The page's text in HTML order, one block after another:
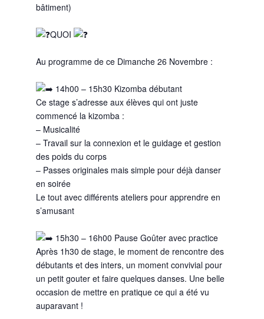
bâtiment)
QUOI
Au programme de ce Dimanche 26 Novembre :
14h00 – 15h30 Kizomba débutant
Ce stage s’adresse aux élèves qui ont juste
commencé la kizomba :
– Musicalité
– Travail sur la connexion et le guidage et gestion
des poids du corps
– Passes originales mais simple pour déjà danser
en soirée
Le tout avec différents ateliers pour apprendre en
s’amusant
15h30 – 16h00 Pause Goûter avec practice
Après 1h30 de stage, le moment de rencontre des
débutants et des inters, un moment convivial pour
un petit gouter et faire quelques danses. Une belle
occasion de mettre en pratique ce qui a été vu
auparavant !